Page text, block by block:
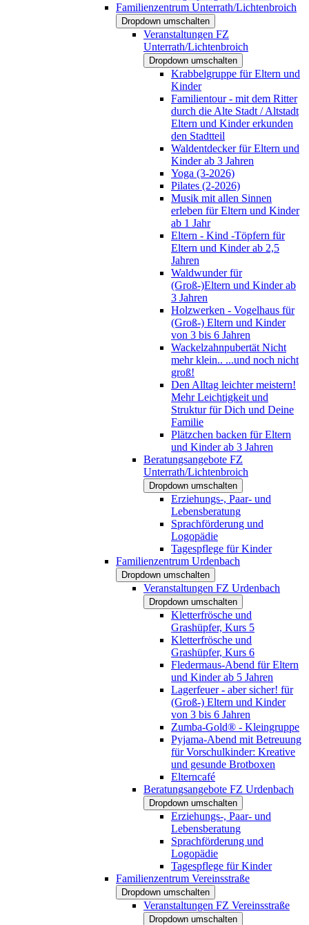
Familienzentrum Unterrath/Lichtenbroich
Dropdown umschalten
Veranstaltungen FZ
Unterrath/Lichtenbroich
Dropdown umschalten
Krabbelgruppe für Eltern und
Kinder
Familientour - mit dem Ritter
durch die Alte Stadt / Altstadt
Eltern und Kinder erkunden
den Stadtteil
Waldentdecker für Eltern und
Kinder ab 3 Jahren
Yoga (3-2026)
Pilates (2-2026)
Musik mit allen Sinnen
erleben für Eltern und Kinder
ab 1 Jahr
Eltern - Kind -Töpfern für
Eltern und Kinder ab 2,5
Jahren
Waldwunder für
(Groß-)Eltern und Kinder ab
3 Jahren
Holzwerken - Vogelhaus für
(Groß-) Eltern und Kinder
von 3 bis 6 Jahren
Wackelzahnpubertät Nicht
mehr klein.. ...und noch nicht
groß!
Den Alltag leichter meistern!
Mehr Leichtigkeit und
Struktur für Dich und Deine
Familie
Plätzchen backen für Eltern
und Kinder ab 3 Jahren
Beratungsangebote FZ
Unterrath/Lichtenbroich
Dropdown umschalten
Erziehungs-, Paar- und
Lebensberatung
Sprachförderung und
Logopädie
Tagespflege für Kinder
Familienzentrum Urdenbach
Dropdown umschalten
Veranstaltungen FZ Urdenbach
Dropdown umschalten
Kletterfrösche und
Grashüpfer, Kurs 5
Kletterfrösche und
Grashüpfer, Kurs 6
Fledermaus-Abend für Eltern
und Kinder ab 5 Jahren
Lagerfeuer - aber sicher! für
(Groß-) Eltern und Kinder
von 3 bis 6 Jahren
Zumba-Gold® - Kleingruppe
Pyjama-Abend mit Betreuung
für Vorschulkinder: Kreative
und gesunde Brotboxen
Elterncafé
Beratungsangebote FZ Urdenbach
Dropdown umschalten
Erziehungs-, Paar- und
Lebensberatung
Sprachförderung und
Logopädie
Tagespflege für Kinder
Familienzentrum Vereinsstraße
Dropdown umschalten
Veranstaltungen FZ Vereinsstraße
Dropdown umschalten